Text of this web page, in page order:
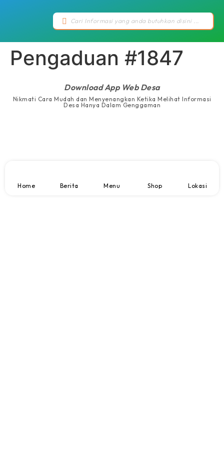
Pengaduan #1847
Download App Web Desa
Nikmati Cara Mudah dan Menyenangkan Ketika Melihat Informasi
Desa Hanya Dalam Genggaman
Home Berita Menu Shop Lokasi